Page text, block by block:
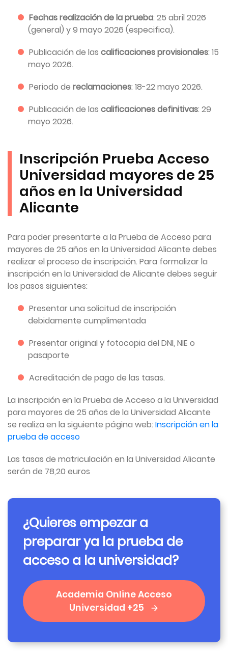
Fechas realización de la prueba: 25 abril 2026
(general) y 9 mayo 2026 (especifica).
Publicación de las calificaciones provisionales: 15
mayo 2026.
Periodo de reclamaciones: 18-22 mayo 2026.
Publicación de las calificaciones definitivas: 29
mayo 2026.
Inscripción Prueba Acceso
Universidad mayores de 25
años en la Universidad
Alicante
Para poder presentarte a la Prueba de Acceso para
mayores de 25 años en la Universidad Alicante debes
realizar el proceso de inscripción. Para formalizar la
inscripción en la Universidad de Alicante debes seguir
los pasos siguientes:
Presentar una solicitud de inscripción
debidamente cumplimentada
Presentar original y fotocopia del DNI, NIE o
pasaporte
Acreditación de pago de las tasas.
La inscripción en la Prueba de Acceso a la Universidad
para mayores de 25 años de la Universidad Alicante
se realiza en la siguiente página web: Inscripción en la
prueba de acceso
Las tasas de matriculación en la Universidad Alicante
serán de 78,20 euros
¿Quieres empezar a
preparar ya la prueba de
acceso a la universidad?
Academia Online Acceso
Universidad +25